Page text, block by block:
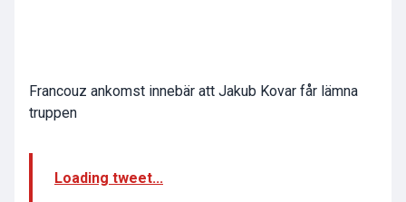
Francouz ankomst innebär att Jakub Kovar får lämna
truppen
Loading tweet...